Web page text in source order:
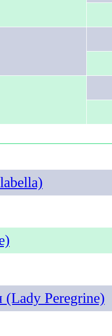
Peregrine)